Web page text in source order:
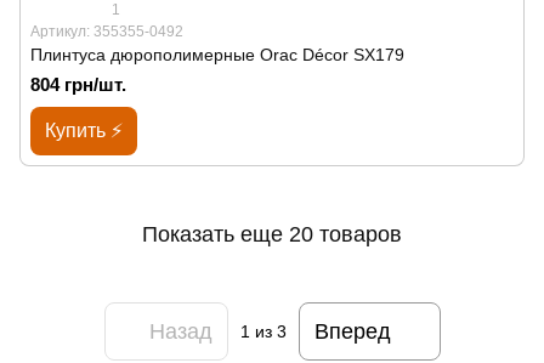
1
Артикул: 355355-0492
Плинтуса дюрополимерные Orac Décor SX179
804 грн/шт.
Купить ⚡
Показать еще 20 товаров
Назад 1 из 3 Вперед